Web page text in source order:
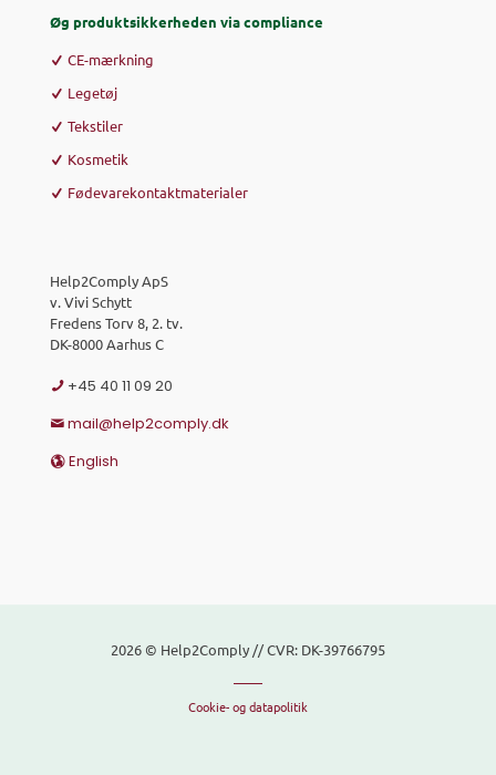
Øg produktsikkerheden via compliance
CE-mærkning
Legetøj
Tekstiler
Kosmetik
Fødevarekontaktmaterialer
Help2Comply ApS
v. Vivi Schytt
Fredens Torv 8, 2. tv.
DK-8000 Aarhus C
+45 40 11 09 20
mail@help2comply.dk
English
2026 © Help2Comply // CVR: DK-39766795
Cookie- og datapolitik